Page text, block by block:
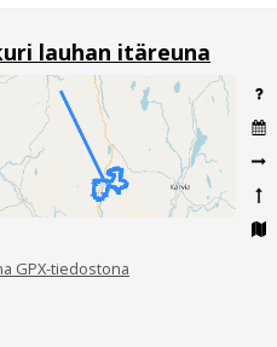
lauhan itäreuna
GPX-tiedostona